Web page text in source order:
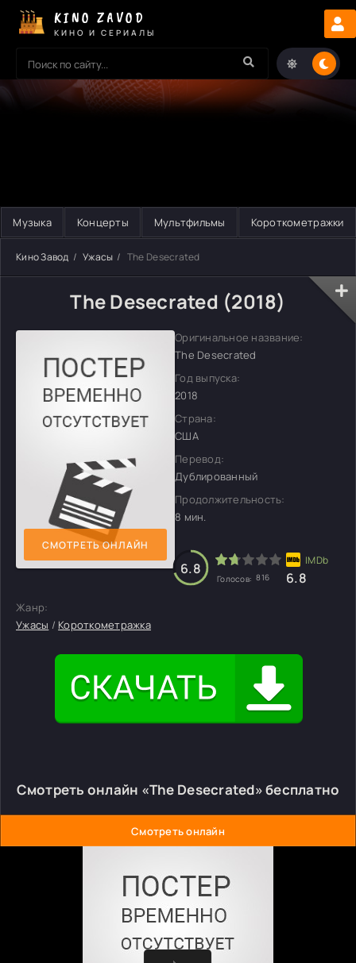
KINO ZAVOD
КИНО И СЕРИАЛЫ
Музыка Концерты Мультфильмы Короткометражки
Кино Завод Ужасы The Desecrated
The Desecrated (2018)
СМОТРЕТЬ ОНЛАЙН
Оригинальное название:
The Desecrated
Год выпуска:
2018
Страна:
США
Перевод:
Дублированный
Продолжительность:
8 мин.
6.8
Голосов: 816 6.8
Жанр:
Ужасы / Короткометражка
Смотреть онлайн «The Desecrated» бесплатно
Смотреть онлайн